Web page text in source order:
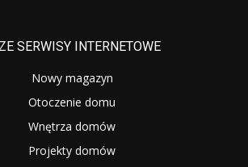
SERWISY INTERNETOWE
Nowy magazyn
Otoczenie domu
Wnętrza domów
Projekty domów